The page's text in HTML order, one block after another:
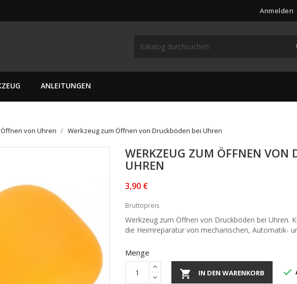
Anmelden
ANLEITUNGEN
von Uhren Werkzeug zum Öffnen von Druckböden bei Uhren
WERKZEUG ZUM ÖFFNEN VON
UHREN
3,90 €
Bruttopreis
Werkzeug zum Öffnen von Druckböden bei Uhren.
die Heimreparatur von mechanischen, Automatik-
Menge
 IN DEN WARENKORB 